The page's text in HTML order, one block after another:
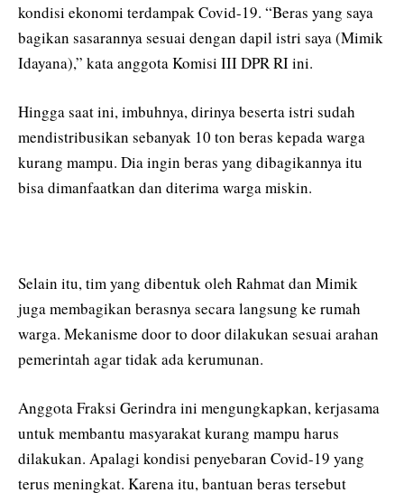
kondisi ekonomi terdampak Covid-19. “Beras yang saya
bagikan sasarannya sesuai dengan dapil istri saya (Mimik
Idayana),” kata anggota Komisi III DPR RI ini.
Hingga saat ini, imbuhnya, dirinya beserta istri sudah
mendistribusikan sebanyak 10 ton beras kepada warga
kurang mampu. Dia ingin beras yang dibagikannya itu
bisa dimanfaatkan dan diterima warga miskin.
Selain itu, tim yang dibentuk oleh Rahmat dan Mimik
juga membagikan berasnya secara langsung ke rumah
warga. Mekanisme door to door dilakukan sesuai arahan
pemerintah agar tidak ada kerumunan.
Anggota Fraksi Gerindra ini mengungkapkan, kerjasama
untuk membantu masyarakat kurang mampu harus
dilakukan. Apalagi kondisi penyebaran Covid-19 yang
terus meningkat. Karena itu, bantuan beras tersebut